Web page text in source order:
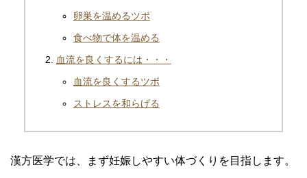
卵巣を温めるツボ
食べ物で体を温める
血流を良くするには・・・
血流を良くするツボ
ストレスを和らげる
漢方医学では、まず妊娠しやすい体づくりを目指します。